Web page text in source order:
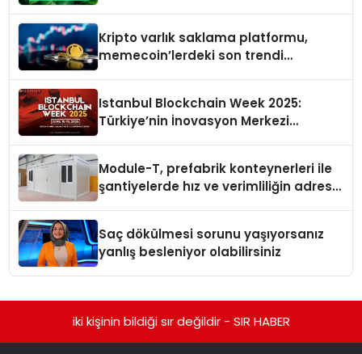
Kripto varlık saklama platformu,
memecoin’lerdeki son trendi
Istanbul Blockchain Week 2025:
Türkiye’nin İnovasyon Merkezi
Module-T, prefabrik konteynerleri ile
şantiyelerde hız ve verimliliğin adresi
Saç dökülmesi sorunu yaşıyorsanız
yanlış besleniyor olabilirsiniz
iki kişinin bildiği sır değildir - SIR HABER